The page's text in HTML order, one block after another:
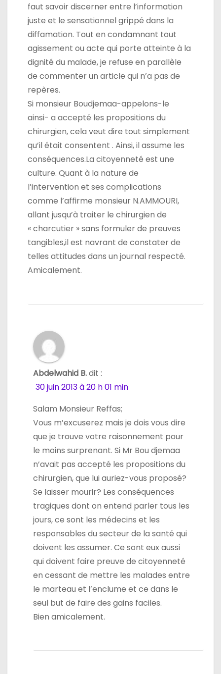
faut savoir discerner entre l’information
juste et le sensationnel grippé dans la
diffamation. Tout en condamnant tout
agissement ou acte qui porte atteinte à la
dignité du malade, je refuse en parallèle
de commenter un article qui n’a pas de
repères.
Si monsieur Boudjemaa-appelons-le
ainsi- a accepté les propositions du
chirurgien, cela veut dire tout simplement
qu’il était consentent . Ainsi, il assume les
conséquences.La citoyenneté est une
culture. Quant à la nature de
l’intervention et ses complications
comme l’affirme monsieur N.AMMOURI,
allant jusqu’à traiter le chirurgien de
« charcutier » sans formuler de preuves
tangibles,il est navrant de constater de
telles attitudes dans un journal respecté.
Amicalement.
Abdelwahid B.dit :
30 juin 2013 à 20 h 01 min
Salam Monsieur Reffas;
Vous m’excuserez mais je dois vous dire
que je trouve votre raisonnement pour
le moins surprenant. Si Mr Bou djemaa
n’avait pas accepté les propositions du
chirurgien, que lui auriez-vous proposé?
Se laisser mourir? Les conséquences
tragiques dont on entend parler tous les
jours, ce sont les médecins et les
responsables du secteur de la santé qui
doivent les assumer. Ce sont eux aussi
qui doivent faire preuve de citoyenneté
en cessant de mettre les malades entre
le marteau et l’enclume et ce dans le
seul but de faire des gains faciles.
Bien amicalement.